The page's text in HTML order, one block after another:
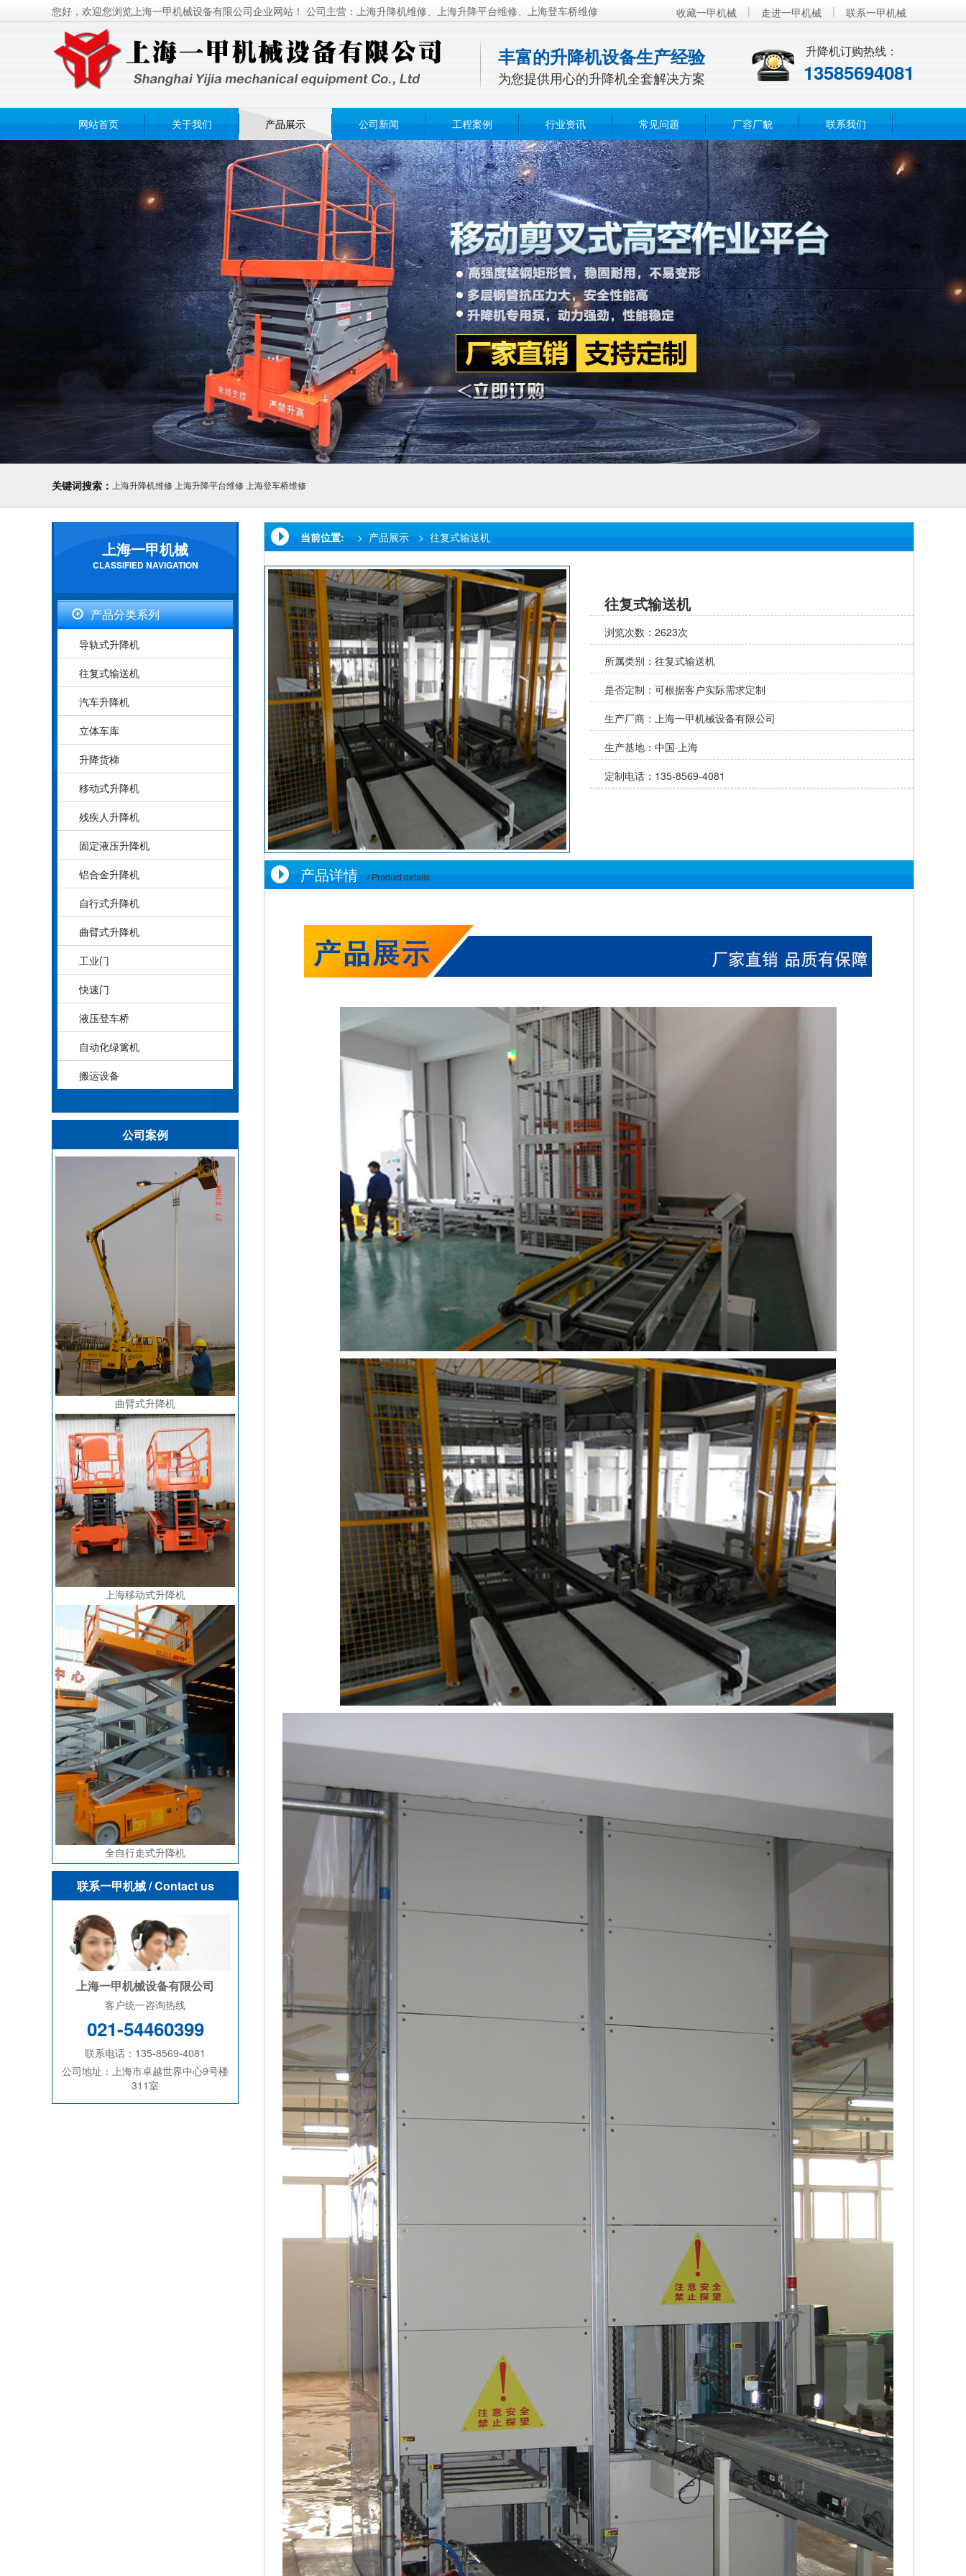
您好，欢迎您浏览上海一甲机械设备有限公司企业网站！ 公司主营：上海升降机维修、上海升降平台维修、上海登车桥维修 收藏一甲机械 | 走进一甲机械 | 联系一甲机械
丰富的升降机设备生产经验
为您提供用心的升降机全套解决方案
升降机订购热线：
13585694081
网站首页 关于我们 产品展示 公司新闻 工程案例 行业资讯 常见问题 厂容厂貌 联系我们
关键词搜索： 上海升降机维修 上海升降平台维修 上海登车桥维修
上海一甲机械
CLASSIFIED NAVIGATION
产品分类系列
导轨式升降机
往复式输送机
汽车升降机
立体车库
升降货梯
移动式升降机
残疾人升降机
固定液压升降机
铝合金升降机
自行式升降机
曲臂式升降机
工业门
快速门
液压登车桥
自动化绿篱机
搬运设备
公司案例
曲臂式升降机
上海移动式升降机
全自行走式升降机
联系一甲机械/ Contact us
上海一甲机械设备有限公司
客户统一咨询热线
021-54460399
联系电话：135-8569-4081
公司地址：上海市卓越世界中心9号楼
311室
当前位置: > 产品展示 > 往复式输送机
往复式输送机
浏览次数：2623次
所属类别：往复式输送机
是否定制：可根据客户实际需求定制
生产厂商：上海一甲机械设备有限公司
生产基地：中国·上海
定制电话：135-8569-4081
产品详情 / Product details